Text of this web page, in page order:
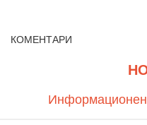
КОМЕНТАРИ